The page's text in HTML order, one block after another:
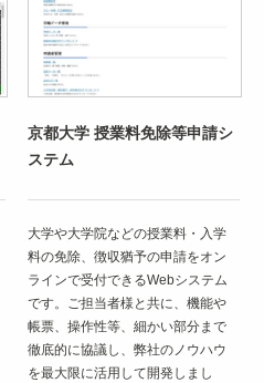
京都大学 授業料免除等申請シ
ステム
大学や大学院などの授業料・入学
料の免除、徴収猶予の申請をオン
ラインで受付できるWebシステム
です。ご担当者様と共に、機能や
帳票、操作性等、細かい部分まで
徹底的に協議し、弊社のノウハウ
を最大限に活用して開発しまし